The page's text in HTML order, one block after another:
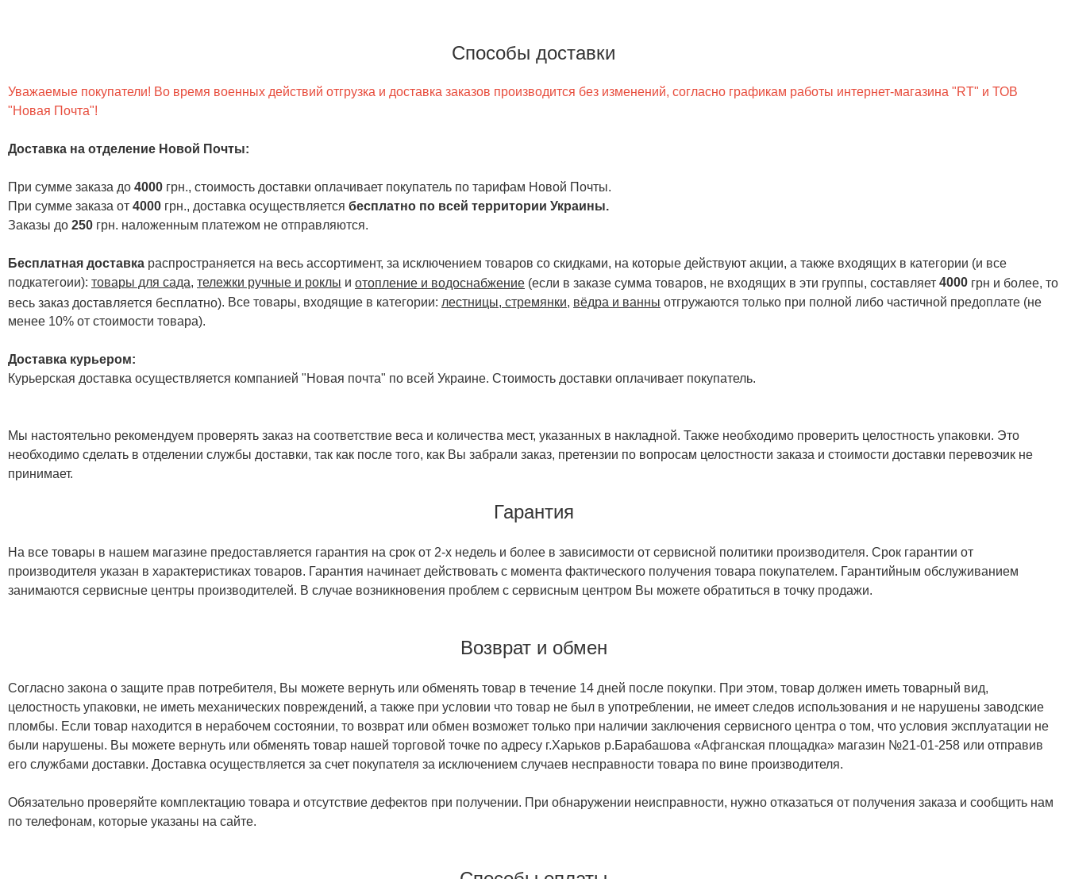
Способы доставки
Уважаемые покупатели! Во время военных действий отгрузка и доставка заказов производится без изменений, согласно графикам работы интернет-магазина "RT" и ТОВ
"Новая Почта"!
Доставка на отделение Новой Почты:
При сумме заказа до 4000 грн., стоимость доставки оплачивает покупатель по тарифам Новой Почты.
При сумме заказа от 4000 грн., доставка осуществляется бесплатно по всей территории Украины.
Заказы до 250 грн. наложенным платежом не отправляются.
Бесплатная доставка распространяется на весь ассортимент, за исключением товаров со скидками, на которые действуют акции, а также входящих в категории (и все
подкатегоии): товары для сада, тележки ручные и роклы и отопление и водоснабжение (если в заказе сумма товаров, не входящих в эти группы, составляет 4000 грн и более, то
весь заказ доставляется бесплатно). Все товары, входящие в категории: лестницы, стремянки, вёдра и ванны отгружаются только при полной либо частичной предоплате (не
менее 10% от стоимости товара).
Доставка курьером:
Курьерская доставка осуществляется компанией "Новая почта" по всей Украине. Стоимость доставки оплачивает покупатель.
Мы настоятельно рекомендуем проверять заказ на соответствие веса и количества мест, указанных в накладной. Также необходимо проверить целостность упаковки. Это
необходимо сделать в отделении службы доставки, так как после того, как Вы забрали заказ, претензии по вопросам целостности заказа и стоимости доставки перевозчик не
принимает.
Гарантия
На все товары в нашем магазине предоставляется гарантия на срок от 2-х недель и более в зависимости от сервисной политики производителя. Срок гарантии от
производителя указан в характеристиках товаров. Гарантия начинает действовать с момента фактического получения товара покупателем. Гарантийным обслуживанием
занимаются сервисные центры производителей. В случае возникновения проблем с сервисным центром Вы можете обратиться в точку продажи.
Возврат и обмен
Согласно закона о защите прав потребителя, Вы можете вернуть или обменять товар в течение 14 дней после покупки. При этом, товар должен иметь товарный вид,
целостность упаковки, не иметь механических повреждений, а также при условии что товар не был в употреблении, не имеет следов использования и не нарушены заводские
пломбы. Если товар находится в нерабочем состоянии, то возврат или обмен возможет только при наличии заключения сервисного центра о том, что условия эксплуатации не
были нарушены. Вы можете вернуть или обменять товар нашей торговой точке по адресу г.Харьков р.Барабашова «Афганская площадка» магазин №21-01-258 или отправив
его службами доставки. Доставка осуществляется за счет покупателя за исключением случаев несправности товара по вине производителя.
Обязательно проверяйте комплектацию товара и отсутствие дефектов при получении. При обнаружении неисправности, нужно отказаться от получения заказа и сообщить нам
по телефонам, которые указаны на сайте.